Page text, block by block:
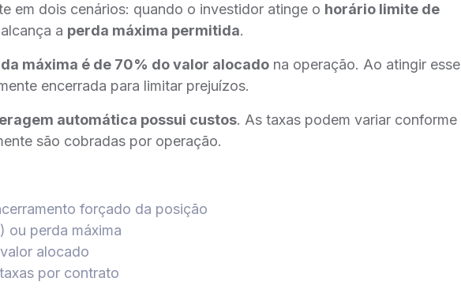
em dois cenários: quando o investidor atinge o horário limite de
a perda máxima permitida.
máxima é de 70% do valor alocado na operação. Ao atingir esse
encerrada para limitar prejuízos.
automática possui custos. As taxas podem variar conforme
são cobradas por operação.
forçado da posição
ou perda máxima
alocado
por contrato